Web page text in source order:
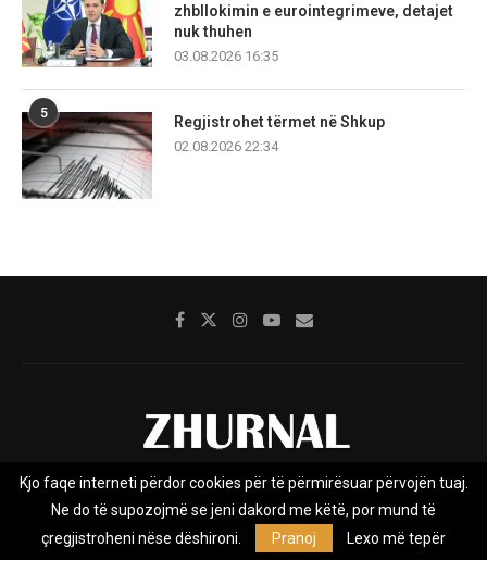
zhbllokimin e eurointegrimeve, detajet
nuk thuhen
03.08.2026 16:35
5
Regjistrohet tërmet në Shkup
02.08.2026 22:34
Rreth nesh Impresumi Marketing
Kontakt
Privacy Policy
Zhurnal.mk është Agjenci e Lajmeve e pavarur, e themeluar në vitin
Kjo faqe interneti përdor cookies për të përmirësuar përvojën tuaj.
Ne do të supozojmë se jeni dakord me këtë, por mund të
çregjistroheni nëse dëshironi.
Pranoj Lexo më tepër